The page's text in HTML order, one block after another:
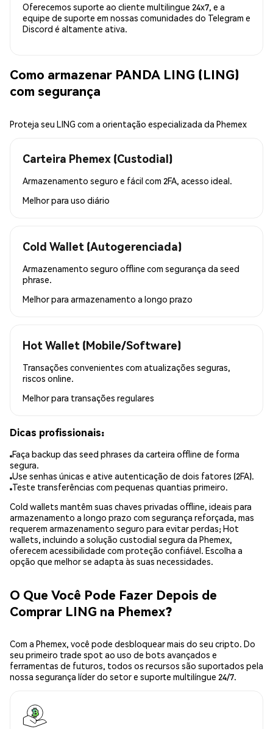
Oferecemos suporte ao cliente multilingue 24x7, e a
equipe de suporte em nossas comunidades do Telegram e
Discord é altamente ativa.
Como armazenar PANDA LING (LING)
com segurança
Proteja seu LING com a orientação especializada da Phemex
Carteira Phemex (Custodial)
Armazenamento seguro e fácil com 2FA, acesso ideal.
Melhor para uso diário
Cold Wallet (Autogerenciada)
Armazenamento seguro offline com segurança da seed
phrase.
Melhor para armazenamento a longo prazo
Hot Wallet (Mobile/Software)
Transações convenientes com atualizações seguras,
riscos online.
Melhor para transações regulares
Dicas profissionais:
Faça backup das seed phrases da carteira offline de forma
segura.
Use senhas únicas e ative autenticação de dois fatores (2FA).
Teste transferências com pequenas quantias primeiro.
Cold wallets mantêm suas chaves privadas offline, ideais para
armazenamento a longo prazo com segurança reforçada, mas
requerem armazenamento seguro para evitar perdas; Hot
wallets, incluindo a solução custodial segura da Phemex,
oferecem acessibilidade com proteção confiável. Escolha a
opção que melhor se adapta às suas necessidades.
O Que Você Pode Fazer Depois de
Comprar LING na Phemex?
Com a Phemex, você pode desbloquear mais do seu cripto. Do
seu primeiro trade spot ao uso de bots avançados e
ferramentas de futuros, todos os recursos são suportados pela
nossa segurança líder do setor e suporte multilíngue 24/7.